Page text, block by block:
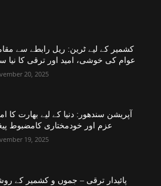
کشمیر کے لیے ٹرین: ریل رابطے سے
عوام کی خوشی، امید اور ترقی کا نیا
20, 2025
آپریشن سندھور: دنیا کے لیے بھارت کا
عزم اور خودمختاری کامضبوط
19, 2025
پائیدار ترقی – جموں و کشمیر کے